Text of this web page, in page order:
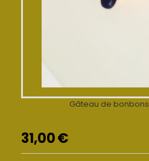
Gâteau de
31,00€